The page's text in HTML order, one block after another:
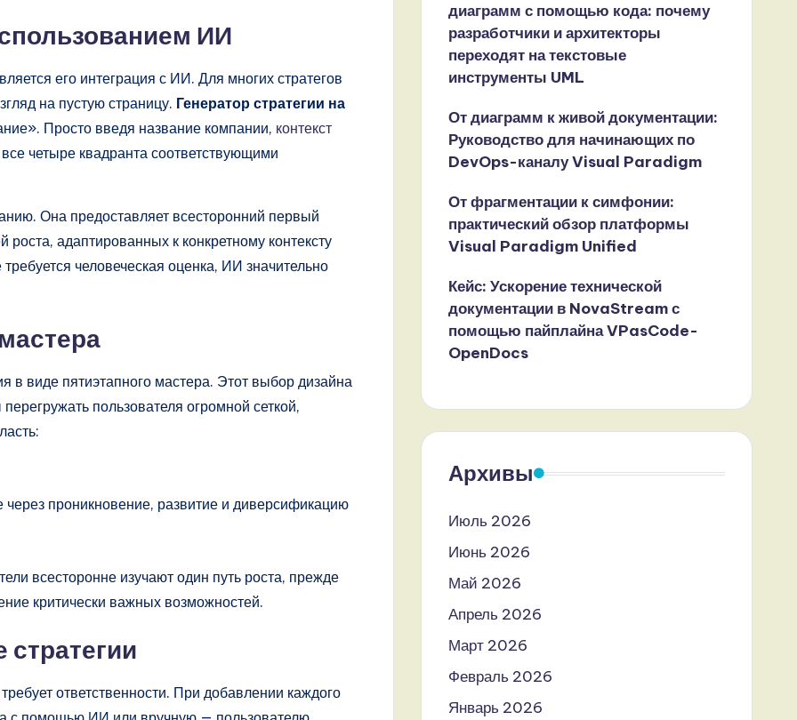
ИИ
его интеграция с ИИ. Для многих стратегов
на пустую страницу. Генератор стратегии на
Просто введя название компании, контекст
четыре квадранта соответствующими
Она предоставляет всесторонний первый
адаптированных к конкретному контексту
человеческая оценка, ИИ значительно
в виде пятиэтапного мастера. Этот выбор дизайна
пользователя огромной сеткой,
проникновение, развитие и диверсификацию
всесторонне изучают один путь роста, прежде
критически важных возможностей.
ответственности. При добавлении каждого
диаграмм с помощью кода: почему
разработчики и архитекторы
переходят на текстовые
инструменты UML
От диаграмм к живой документации:
Руководство для начинающих по
DevOps-каналу Visual Paradigm
От фрагментации к симфонии:
практический обзор платформы
Visual Paradigm Unified
Кейс: Ускорение технической
документации в NovaStream с
помощью пайплайна VPasCode-
OpenDocs
Архивы
Июль 2026
Июнь 2026
Май 2026
Апрель 2026
Март 2026
Февраль 2026
Январь 2026